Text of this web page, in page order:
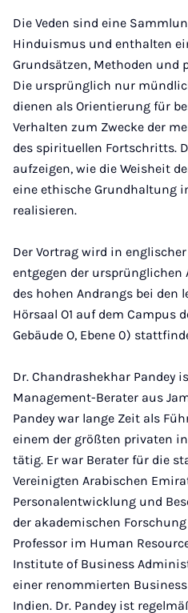
Die Veden sind eine
Hinduismus und enthalten
Grundsätzen, Methoden und
Die ursprünglich nur
dienen als Orientierung für
Verhalten zum Zwecke der
des spirituellen Fortschritts.
aufzeigen, wie die Weisheit
eine ethische Grundhaltung
realisieren.
Der Vortrag wird in
entgegen der
des hohen Andrangs bei den
Hörsaal O1 auf dem Campus
Gebäude O, Ebene 0)
Dr. Chandrashekhar Pandey
Management-Berater aus
Pandey war lange Zeit als
einem der größten privaten
tätig. Er war Berater für die
Vereinigten Arabischen
Personalentwicklung und
der akademischen
Professor im Human
Institute of Business
einer renommierten
Indien. Dr. Pandey ist